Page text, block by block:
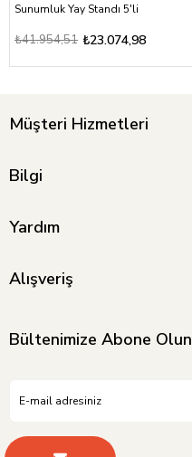
Sunumluk Yay Standı 5'li
₺23.074,98
₺41.954,51
Müşteri Hizmetleri
Bilgi
Yardım
Alışveriş
Bültenimize Abone Olun